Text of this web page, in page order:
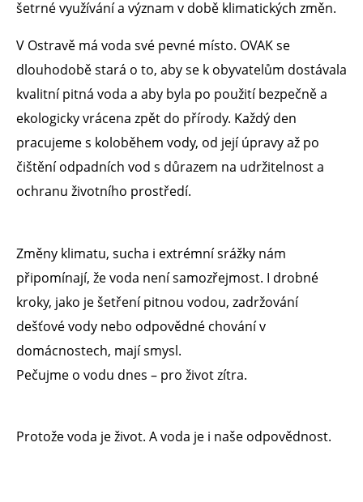
šetrné využívání a význam v době klimatických změn.
V Ostravě má voda své pevné místo. OVAK se
dlouhodobě stará o to, aby se k obyvatelům dostávala
kvalitní pitná voda a aby byla po použití bezpečně a
ekologicky vrácena zpět do přírody. Každý den
pracujeme s koloběhem vody, od její úpravy až po
čištění odpadních vod s důrazem na udržitelnost a
ochranu životního prostředí.
Změny klimatu, sucha i extrémní srážky nám
připomínají, že voda není samozřejmost. I drobné
kroky, jako je šetření pitnou vodou, zadržování
dešťové vody nebo odpovědné chování v
domácnostech, mají smysl.
Pečujme o vodu dnes – pro život zítra.
Protože voda je život. A voda je i naše odpovědnost.